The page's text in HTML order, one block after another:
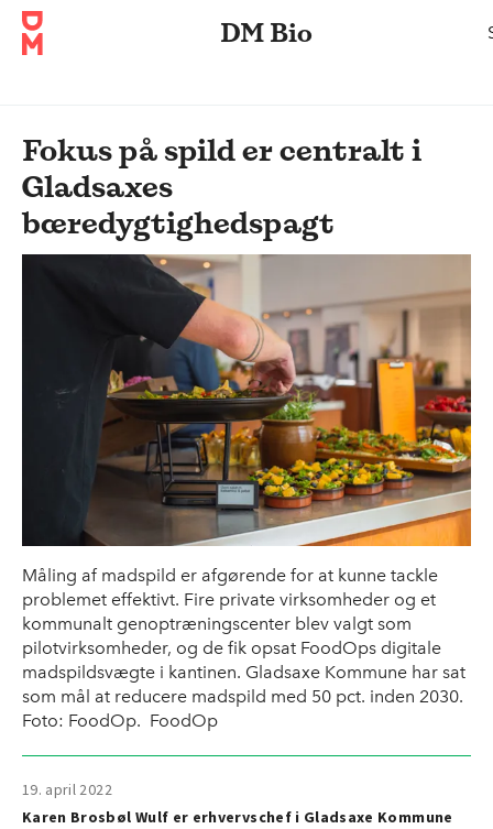
DM Bio
Fokus på spild er centralt i
Gladsaxes
bæredygtighedspagt
Måling af madspild er afgørende for at kunne tackle
problemet effektivt. Fire private virksomheder og et
kommunalt genoptræningscenter blev valgt som
pilotvirksomheder, og de fik opsat FoodOps digitale
madspildsvægte i kantinen. Gladsaxe Kommune har sat
som mål at reducere madspild med 50 pct. inden 2030.
Foto: FoodOp. FoodOp
19. april 2022
Karen Brosbøl Wulf er erhvervschef i Gladsaxe Kommune